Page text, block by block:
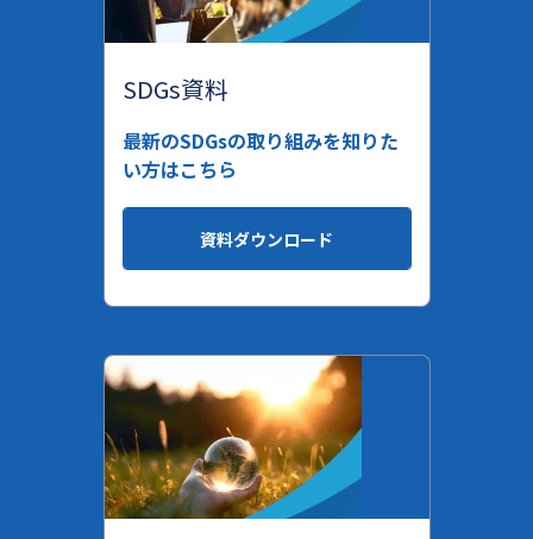
SDGs資料
最新のSDGsの取り組みを知りた
い方はこちら
資料ダウンロード